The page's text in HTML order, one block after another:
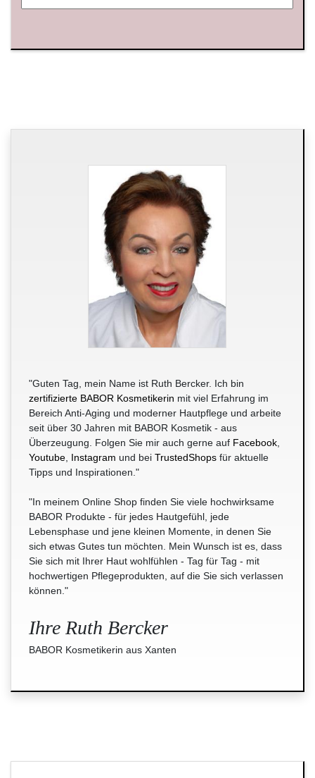
"Guten Tag, mein Name ist Ruth Bercker. Ich bin
zertifizierte BABOR Kosmetikerin mit viel Erfahrung im
Bereich Anti-Aging und moderner Hautpflege und arbeite
seit über 30 Jahren mit BABOR Kosmetik - aus
Überzeugung. Folgen Sie mir auch gerne auf Facebook
Youtube Instagram und bei TrustedShops für aktuelle
Tipps und Inspirationen."
"In meinem Online Shop finden Sie viele hochwirksame
BABOR Produkte - für jedes Hautgefühl, jede
Lebensphase und jene kleinen Momente, in denen Sie
sich etwas Gutes tun möchten. Mein Wunsch ist es, dass
Sie sich mit Ihrer Haut wohlfühlen - Tag für Tag - mit
hochwertigen Pflegeprodukten, auf die Sie sich verlassen
können."
Ihre Ruth Bercker
BABOR Kosmetikerin aus Xanten